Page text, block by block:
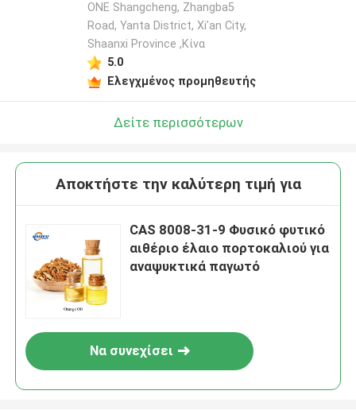
ONE Shangcheng, Zhangba5
Road, Yanta District, Xi'an City,
Shaanxi Province ,Κίνα
5.0
Ελεγχμένος προμηθευτής
Δείτε περισσότερων
Αποκτήστε την καλύτερη τιμή για
CAS 8008-31-9 Φυσικό φυτικό
αιθέριο έλαιο πορτοκαλιού για
αναψυκτικά παγωτό
Να συνεχίσει